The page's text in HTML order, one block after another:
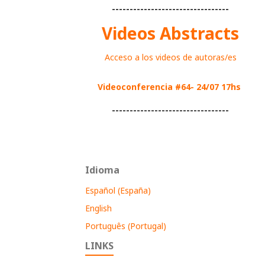
---------------------------------
Videos Abstracts
Acceso a los videos de autoras/es
Videoconferencia #64- 24/07 17hs
---------------------------------
Idioma
Español (España)
English
Português (Portugal)
LINKS